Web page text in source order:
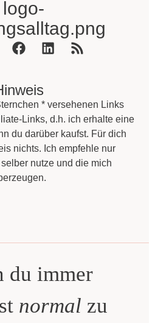
* versehenen Links
Links, d.h. ich erhalte eine
du darüber kaufst. Für dich
nichts. Ich empfehle nur
nutze und die mich
du immer
normal zu